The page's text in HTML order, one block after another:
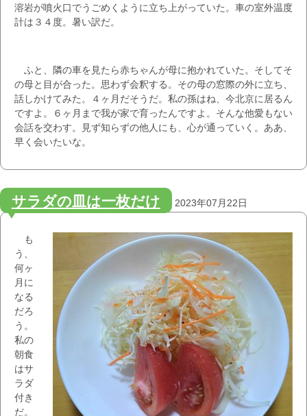
溶岩が噴火口でうごめくように立ち上がっていた。車の室外温度
計は３４度。暑い訳だ。
ふと、隣の車を見たら赤ちゃんが母に抱かれていた。そしてそ
の母と目が合った。思わず会釈する。その母の窓際の外に立ち、
話しかけてみた。４ヶ月だそうだ。私の孫はね、今北京に居るん
ですよ。６ヶ月まで我が家で育ったんですよ。そんな他愛もない
会話を交わす。見ず知らずの他人にも、心が通っていく。ああ、
早く会いたいな。
サラダの皿は一枚だけ 2023年07月22日
も
う、
何ヶ
月に
なる
だろ
う。
私の
朝食
はサ
ラダ
付き
だ。